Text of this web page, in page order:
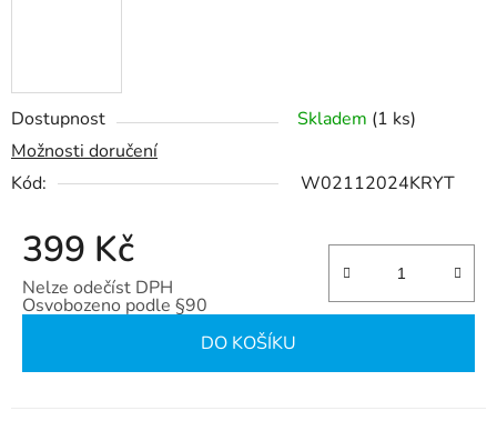
Dostupnost Skladem (1 ks)
Možnosti doručení
Kód:
W02112024KRYT
399 Kč
Nelze odečíst DPH
Osvobozeno podle §90
DO KOŠÍKU